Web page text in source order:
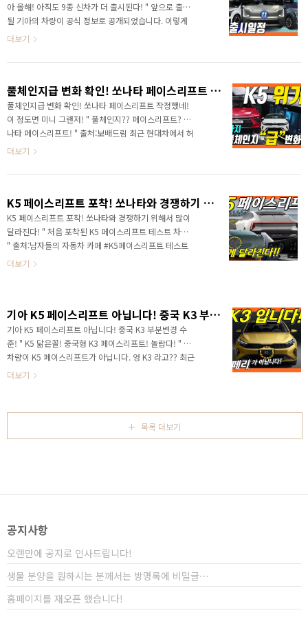
아 올해! 아직도 9종 신차가 더 출시된다! " 앞으로 출시
될 기아의 차량이 공식 정보로 공개되었습니다. 이렇게
구체적으로 제조사가 발표한다? 앞으로 한 달에 1대 꼴
게 만나보세요! 안녕하세요? 연못구름입니다. 서울 모빌
이 완전히 공개되었습니다. 보기 힘든 대형급 전기 SUV
EV9은 국내 대형 SUV에서 최고의 인기를 얻고 있는 팰
리세이드의 전기차 버전 같은 느낌이었습니다. 크기는
완전히 비슷했고, 실내 공간도 쌍뚱이처럼 비슷한 점을
쇼 기간인 4월 5일 CEO 인베스터 데이를 개최했..
더보기
풀체인지급 변화 확인! 쏘나타 페이스리프트 작정했네!이 정도면 미니 그랜저!
풀체인지급 변화 확인! 쏘나타 페이스리프트 작정했네!
이 정도면 미니 그랜저! " 풀체인지?? 페이스리프트? 쏘
나타 페이스리프트! " 출처:보배드림 최근 현대차에서 허
리 역할을 하는 중요한 차량인 쏘나타의 광고 촬영 현장
타페이스리프트 모습을 미리 볼 수 있었습니다. 출처:뉴
는 디자인을 변경되는 것을 확인할 수 있었습니다. 출처:
뉴욕맘모스 디자인은 어느 정도 확인된 것인데, 실내는
현재까지도 베일에 가려져 있습니다. 영상으로 정확한 소
식을 빠르게 만나보세요! 놀라지 마세요! 해외에서 포착
연결된 #파노라마디스플레이 가 포착되었습니다. 또한
더보기
K5 페이스리프트 포착! 쏘나타와 경쟁하기 위해서 많이 달라진다!
K5 페이스리프트 포착! 쏘나타와 경쟁하기 위해서 많이
달라진다! " 처음 포착된 K5 페이스리프트 테스트 차량!
" 출처:남자들의 자동차 카페 #K5페이스리프트 테스트
차량이 드디어 포착되었습니다. K5 페이스리프트 문의
진다고 해서 #눈물램프 이런 디자인이죠! 예상 보다 큰
폭의 변화가 있다는 것인데.. 어떤 디자인으로 출시가 되
고, 어떤 부분이 달라지게 될지 알아보시죠! 영상으로 세
부적인 소식을 빠르게 만나보세요! 안녕하세요? 연못구
름입니다. 기아에서 가장 멋진 디자인의 차량을 뽑는다
면.. 이 말은 대한민국에서 가장 멋진 차량이라는 것과
더보기
기아 K5 페이스리프트 아닙니다! 중국 K3 부분변경 수준!
기아 K5 페이스리프트 아닙니다! 중국 K3 부분변경 수
준! " K5 닮은꼴! 중국형 K3 페이스리프트! 놀랍다! " 이
차량이 K5 페이스리프트가 아닙니다. 엉 K3 라고?? 최근
공개된 중국형 K3 페이스리프트입니다. 이건... 국내형과
국 법인이 #K3 페이스리프트 를 공개했습니다. 블랙색상
의 그릴을 포함해서 타이거 페이스에 있어서 최신 #K5
의 디자인과 정말 비슷한 느낌이네요! 이 차량이 K5인데
형 K3는 동급이 아닌..
더보기
목록 더보기
공지사항
오랜만에 공지로 인사드립니다!
생물 분양을 원하시는 분께서는 방명록에 비밀글⋯
홈페이지를 재오픈 했습니다!